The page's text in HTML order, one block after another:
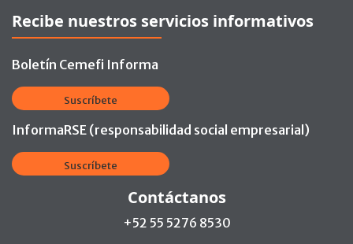
Recibe nuestros servicios informativos
Boletín Cemefi Informa
Suscríbete
InformaRSE (responsabilidad social empresarial)
Suscríbete
Contáctanos
+52 55 5276 8530